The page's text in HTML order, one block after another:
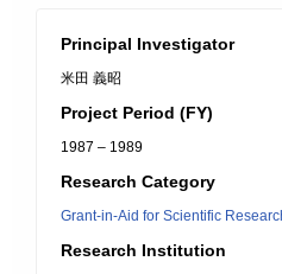
Principal Investigator
米田 義昭
Project Period (FY)
1987 – 1989
Research Category
Grant-in-Aid for Scientific
Research Institution